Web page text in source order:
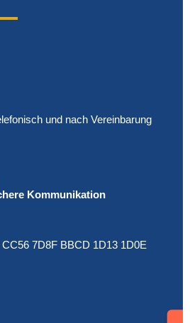
und nach Vereinbarung
Kommunikation
7D8F BBCD 1D13 1D0E
Support